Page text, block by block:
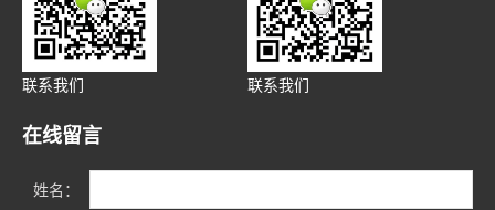
联系我们 联系我们
在线留言
姓名：